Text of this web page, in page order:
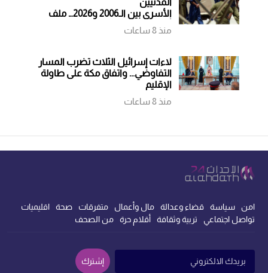
المدنيين
الأسرى بين الـ2006 و2026… ملف
أشعل حربًا فهل يساهم في إنهاء
أخرى؟
منذ 8 ساعات
لاءات إسرائيل الثلاث تضرب المسار
التفاوضي... واتفاق مكة على طاولة
الإقليم
منذ 8 ساعات
امن سياسة قضاء وعدالة مال وأعمال متفرقات صحة
اقليميات
تواصل اجتماعي
تربية وثقافة أقلام حرة من الصحف
إشترك